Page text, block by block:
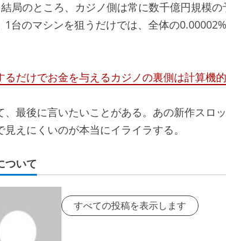
局のところ、カジノ側は常に数千億円規模
1台のマシンを狙うだけでは、全体の
るだけでお金を与えるカジノの裏側は計算機
、最後に言いたいことがある。あの新作スロ
見えにくいのが本当にイライラする。
ついて
すべての投稿を表示します